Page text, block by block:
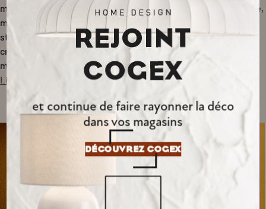
murale revêt des formes extraordinairement diverses. Horloge,
miroir ou pur objet décoratif ? Jouant avec les matières et les
styles, chacun peut habiller ses murs selon sa sensibilité et
créer différentes ambiances dans toutes les pièces de la
maison.
Lire la suite
REJOINT
COGEX
et continue de faire rayonner la déco
dans vos magasins
DÉCOUVREZ COGEX